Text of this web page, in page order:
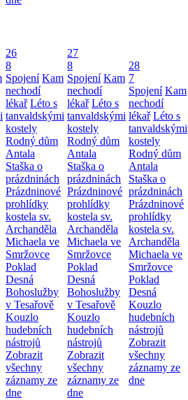
26
8
Spojení Kam
nechodí
lékař Léto s
tanvaldskými
kostely
Rodný dům
Antala
Staška o
prázdninách
Prázdninové
prohlídky
kostela sv.
Archanděla
Michaela ve
Smržovce
Poklad
Desná
Bohoslužby
v Tesařově
Kouzlo
hudebních
nástrojů
Zobrazit
všechny
záznamy ze
dne
27
8
Spojení Kam
nechodí
lékař Léto s
tanvaldskými
kostely
Rodný dům
Antala
Staška o
prázdninách
Prázdninové
prohlídky
kostela sv.
Archanděla
Michaela ve
Smržovce
Poklad
Desná
Bohoslužby
v Tesařově
Kouzlo
hudebních
nástrojů
Zobrazit
všechny
záznamy ze
dne
28
7
Spojení Kam
nechodí
lékař Léto s
tanvaldskými
kostely
Rodný dům
Antala
Staška o
prázdninách
Prázdninové
prohlídky
kostela sv.
Archanděla
Michaela ve
Smržovce
Poklad
Desná
Kouzlo
hudebních
nástrojů
Zobrazit
všechny
záznamy ze
dne